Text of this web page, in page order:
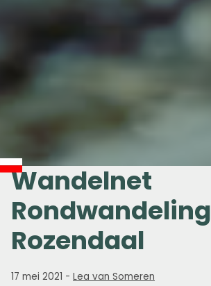
Wandelnet
Rondwandeling
Rozendaal
17 mei 2021 - Lea van Someren